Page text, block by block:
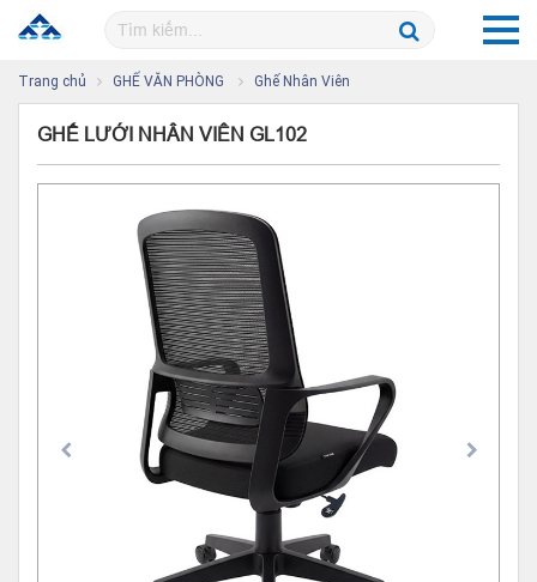
Trang chủ GHẾ VĂN PHÒNG Ghế Nhân Viên
GHẾ LƯỚI NHÂN VIÊN GL102